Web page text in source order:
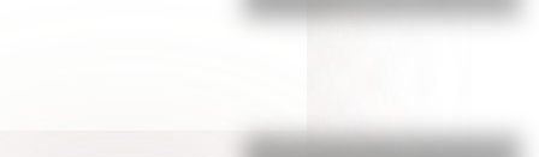
¿Qué son las figuras geométricas?